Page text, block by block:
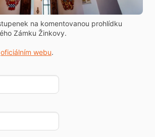
na komentovanou prohlídku
Zámku Žinkovy.
oficiálním webu.